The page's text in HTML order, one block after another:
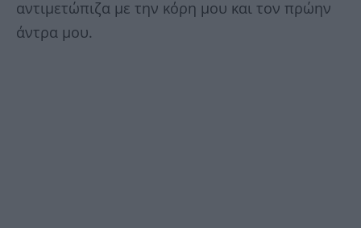
αντιμετώπιζα με την κόρη μου και τον πρώην
άντρα μου.